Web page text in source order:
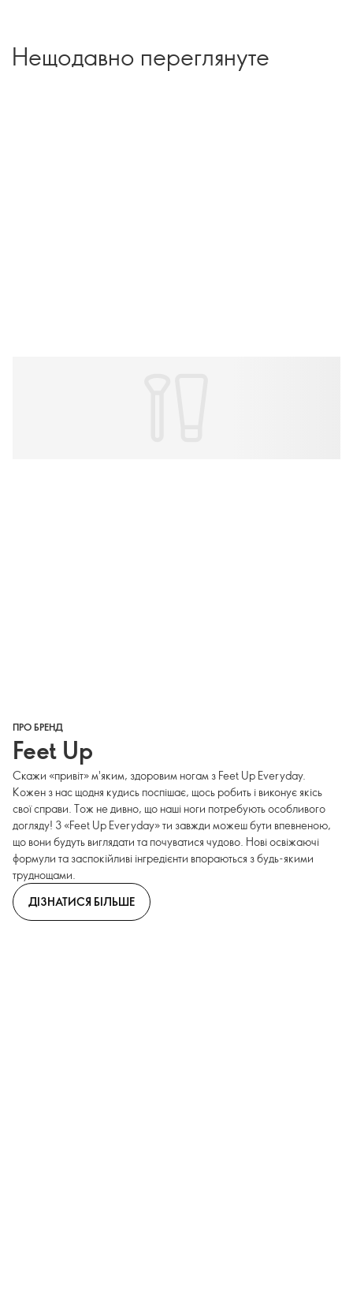
Нещодавно переглянуте
ПРО БРЕНД
Feet Up
Скажи «привіт» м'яким, здоровим ногам з Feet Up Everyday.
Кожен з нас щодня кудись поспішає, щось робить і виконує якісь
свої справи. Тож не дивно, що наші ноги потребують особливого
догляду! З «Feet Up Everyday» ти завжди можеш бути впевненою,
що вони будуть виглядати та почуватися чудово. Нові освіжаючі
формули та заспокійливі інгредієнти впораються з будь-якими
труднощами.
ДІЗНАТИСЯ БІЛЬШЕ